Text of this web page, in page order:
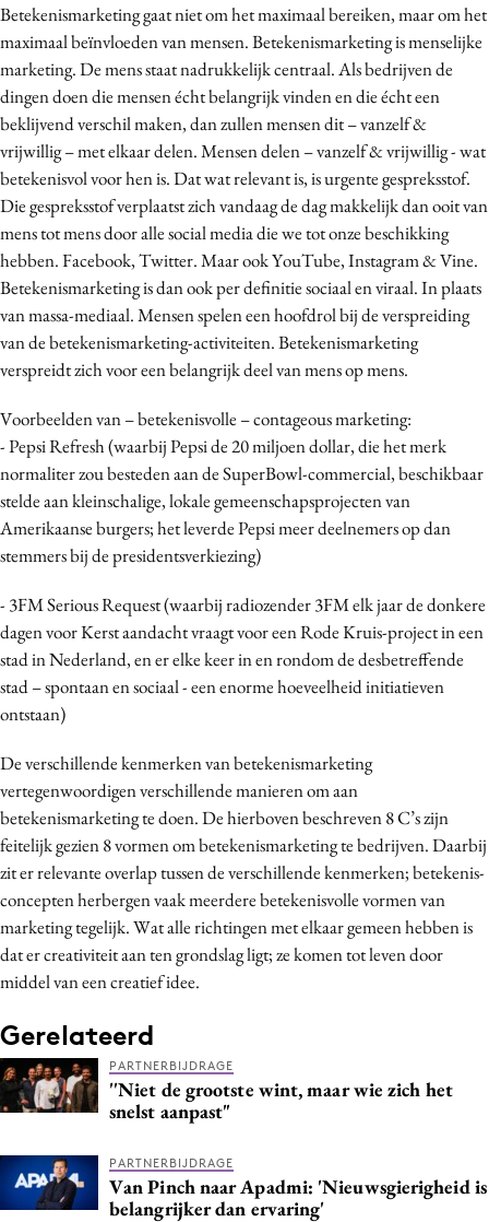
Betekenismarketing gaat niet om het maximaal bereiken, maar om het
maximaal beïnvloeden van mensen. Betekenismarketing is menselijke
marketing. De mens staat nadrukkelijk centraal. Als bedrijven de
dingen doen die mensen écht belangrijk vinden en die écht een
beklijvend verschil maken, dan zullen mensen dit – vanzelf &
vrijwillig – met elkaar delen. Mensen delen – vanzelf & vrijwillig - wat
betekenisvol voor hen is. Dat wat relevant is, is urgente gespreksstof.
Die gespreksstof verplaatst zich vandaag de dag makkelijk dan ooit van
mens tot mens door alle social media die we tot onze beschikking
hebben. Facebook, Twitter. Maar ook YouTube, Instagram & Vine.
Betekenismarketing is dan ook per definitie sociaal en viraal. In plaats
van massa-mediaal. Mensen spelen een hoofdrol bij de verspreiding
van de betekenismarketing-activiteiten. Betekenismarketing
verspreidt zich voor een belangrijk deel van mens op mens.
Voorbeelden van – betekenisvolle – contageous marketing:
- Pepsi Refresh (waarbij Pepsi de 20 miljoen dollar, die het merk
normaliter zou besteden aan de SuperBowl-commercial, beschikbaar
stelde aan kleinschalige, lokale gemeenschapsprojecten van
Amerikaanse burgers; het leverde Pepsi meer deelnemers op dan
stemmers bij de presidentsverkiezing)
- 3FM Serious Request (waarbij radiozender 3FM elk jaar de donkere
dagen voor Kerst aandacht vraagt voor een Rode Kruis-project in een
stad in Nederland, en er elke keer in en rondom de desbetreffende
stad – spontaan en sociaal - een enorme hoeveelheid initiatieven
ontstaan)
De verschillende kenmerken van betekenismarketing
vertegenwoordigen verschillende manieren om aan
betekenismarketing te doen. De hierboven beschreven 8 C’s zijn
feitelijk gezien 8 vormen om betekenismarketing te bedrijven. Daarbij
zit er relevante overlap tussen de verschillende kenmerken; betekenis-
concepten herbergen vaak meerdere betekenisvolle vormen van
marketing tegelijk. Wat alle richtingen met elkaar gemeen hebben is
dat er creativiteit aan ten grondslag ligt; ze komen tot leven door
middel van een creatief idee.
Gerelateerd
PARTNERBIJDRAGE
''Niet de grootste wint, maar wie zich het
snelst aanpast"
PARTNERBIJDRAGE
Van Pinch naar Apadmi: 'Nieuwsgierigheid is
belangrijker dan ervaring'